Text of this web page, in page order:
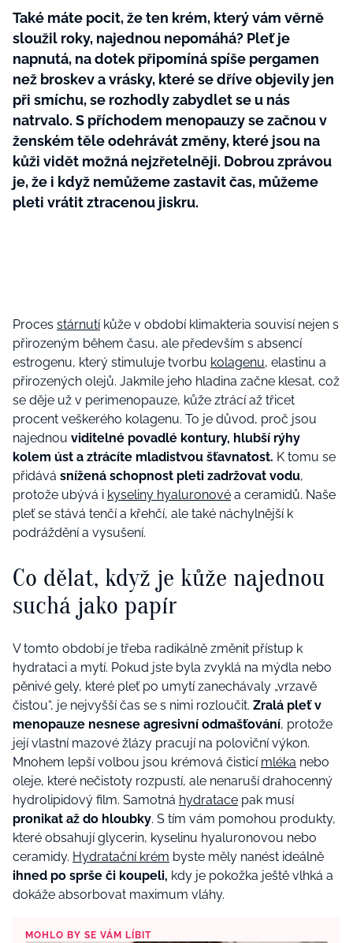
Také máte pocit, že ten krém, který vám věrně
sloužil roky, najednou nepomáhá? Pleť je
napnutá, na dotek připomíná spíše pergamen
než broskev a vrásky, které se dříve objevily jen
při smíchu, se rozhodly zabydlet se u nás
natrvalo. S příchodem menopauzy se začnou v
ženském těle odehrávát změny, které jsou na
kůži vidět možná nejzřetelněji. Dobrou zprávou
je, že i když nemůžeme zastavit čas, můžeme
pleti vrátit ztracenou jiskru.
Proces stárnutíkůže v období klimakteria souvisí nejen s
přirozeným během času, ale především s absencí
estrogenu, který stimuluje tvorbu kolagenu, elastinu a
přirozených olejů. Jakmile jeho hladina začne klesat, což
se děje už v perimenopauze, kůže ztrácí až třicet
procent veškerého kolagenu. To je důvod, proč jsou
najednou viditelné povadlé kontury, hlubší rýhy
kolem úst a ztrácíte mladistvou šťavnatost. K tomu se
přidává snížená schopnost pleti zadržovat vodu,
protože ubývá i kyseliny hyaluronové a ceramidů. Naše
pleť se stává tenčí a křehčí, ale také náchylnější k
podráždění a vysušení.
Co dělat, když je kůže najednou
suchá jako papír
V tomto období je třeba radikálně změnit přístup k
hydrataci a mytí. Pokud jste byla zvyklá na mýdla nebo
pěnivé gely, které pleť po umytí zanechávaly „vrzavě
čistou“, je nejvyšší čas se s nimi rozloučit. Zralá pleť v
menopauze nesnese agresivní odmašťování, protože
její vlastní mazové žlázy pracují na poloviční výkon.
Mnohem lepší volbou jsou krémová čisticí mléka nebo
oleje, které nečistoty rozpustí, ale nenaruší drahocenný
hydrolipidový film. Samotná hydratace pak musí
pronikat až do hloubky. S tím vám pomohou produkty,
které obsahují glycerin, kyselinu hyaluronovou nebo
ceramidy. Hydratační krém byste měly nanést ideálně
ihned po sprše či koupeli, kdy je pokožka ještě vlhká a
dokáže absorbovat maximum vláhy.
MOHLO BY SE VÁM LÍBIT